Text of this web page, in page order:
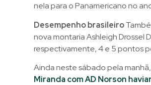
nela para o Panamericano no
Desempenho brasileiro
nova montaria Ashleigh Drossel
respectivamente, 4 e 5 pontos
Ainda neste sábado pela manhã,
Miranda com AD Norson